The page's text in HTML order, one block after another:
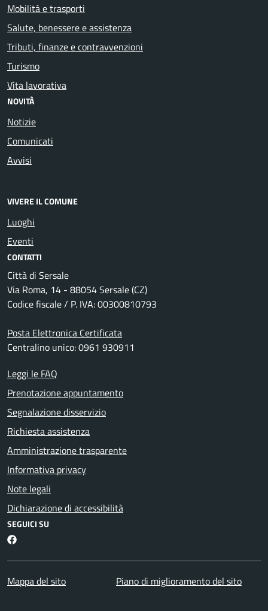
Mobilità e trasporti
Salute, benessere e assistenza
Tributi, finanze e contravvenzioni
Turismo
Vita lavorativa
NOVITÀ
Notizie
Comunicati
Avvisi
VIVERE IL COMUNE
Luoghi
Eventi
CONTATTI
Città di Sersale
Via Roma, 14 - 88054 Sersale (CZ)
Codice fiscale / P. IVA: 00300810793
Posta Elettronica Certificata
Centralino unico: 0961 930911
Leggi le FAQ
Prenotazione appuntamento
Segnalazione disservizio
Richiesta assistenza
Amministrazione trasparente
Informativa privacy
Note legali
Dichiarazione di accessibilità
SEGUICI SU
Facebook
Mappa del sito Piano di miglioramento del sito